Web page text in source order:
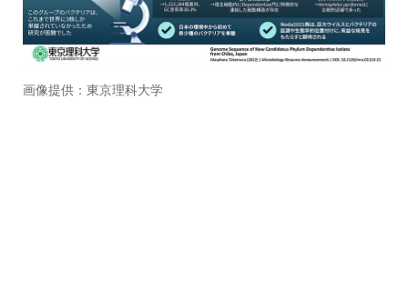
画像提供：東京理科大学